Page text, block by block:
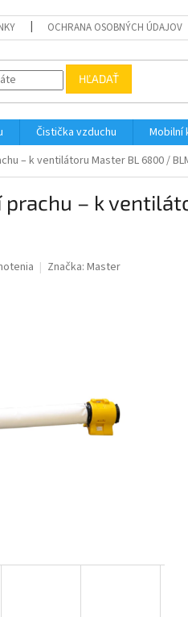
OCHRANA OSOBNÝCH ÚDAJOV
HĽADAŤ
Čistička vzduchu Mobilní
– k ventilátoru Master BL 6800 /
prachu – k
Značka: Master